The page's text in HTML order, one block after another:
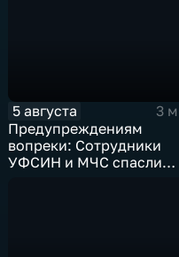
5 августа
3
Предупреждениям
вопреки: Сотрудники
УФСИН и МЧС спасли